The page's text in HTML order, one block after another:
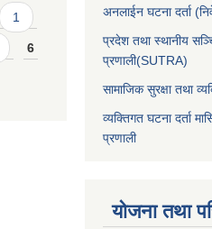
1
6
अनलाईन घटना दर्ता
प्रदेश तथा स्थानीय
प्रणाली(SUTRA)
सामाजिक सुरक्षा तथा
व्यक्तिगत घटना दर्ता
प्रणाली
योजना तथा